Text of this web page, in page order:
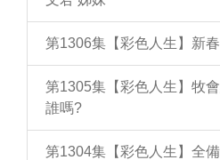
第1306集【彩色人生】新
第1305集【彩色人生】牧
誰嗎?
第1304集【彩色人生】全